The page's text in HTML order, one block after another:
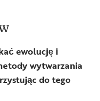
ewolucję i
wytwarzania
do tego